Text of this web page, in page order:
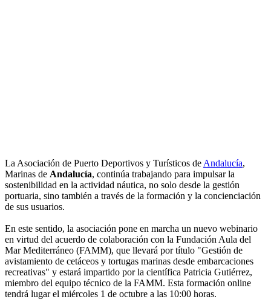
La Asociación de Puerto Deportivos y Turísticos de Andalucía,
Marinas de Andalucía, continúa trabajando para impulsar la
sostenibilidad en la actividad náutica, no solo desde la gestión
portuaria, sino también a través de la formación y la concienciación
de sus usuarios.
En este sentido, la asociación pone en marcha un nuevo webinario
en virtud del acuerdo de colaboración con la Fundación Aula del
Mar Mediterráneo (FAMM), que llevará por título "Gestión de
avistamiento de cetáceos y tortugas marinas desde embarcaciones
recreativas" y estará impartido por la científica Patricia Gutiérrez,
miembro del equipo técnico de la FAMM. Esta formación online
tendrá lugar el miércoles 1 de octubre a las 10:00 horas.